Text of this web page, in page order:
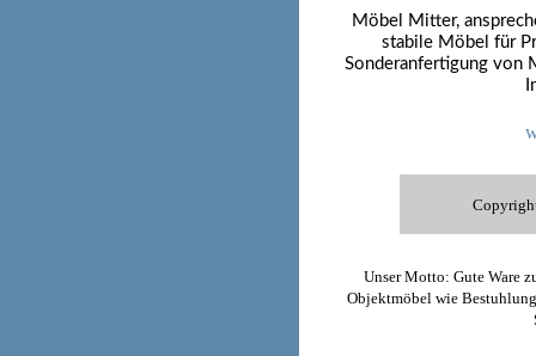
Möbel Mitter,
stabile Möbel für
Sonderanfertigung von
Unser Motto: Gute Ware
Objektmöbel wie